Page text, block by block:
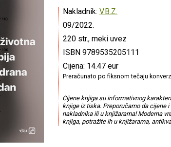
Nakladnik: V.B.Z.
09/2022.
220 str., meki uvez
ISBN 9789535205111
Cijena: 14.47 eur
Preračunato po fiksnom tečaju
Cijene knjiga su informativnog
knjige iz tiska. Preporučamo da cijene
nakladnika ili u knjižarama! Moderna
knjiga, potražite ih u knjižarama,